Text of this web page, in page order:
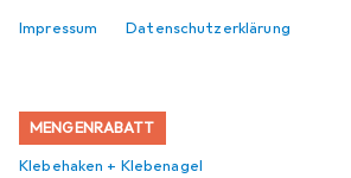
Impressum Datenschutzerklärung
Produktliste
MENGENRABATT
Klebehaken + Klebenagel